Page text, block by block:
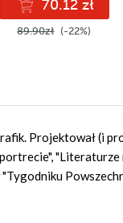
70.12 zł
89.90zł (-22%)
Projektował (i